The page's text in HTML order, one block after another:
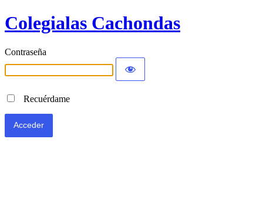
Colegialas Cachondas
Contraseña
Recuérdame